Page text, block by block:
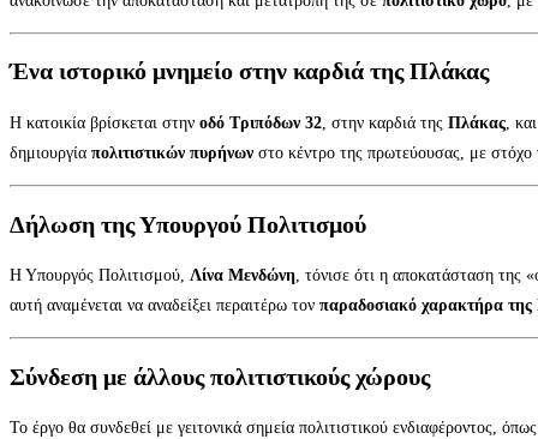
Ένα ιστορικό μνημείο στην καρδιά της Πλάκας
Η κατοικία βρίσκεται στην οδό Τριπόδων 32, στην καρδιά της Πλάκας,
δημιουργία πολιτιστικών πυρήνων στο κέντρο της πρωτεύουσας, με στόχο
Δήλωση της Υπουργού Πολιτισμού
Η Υπουργός Πολιτισμού, Λίνα Μενδώνη, τόνισε ότι η αποκατάσταση της
αυτή αναμένεται να αναδείξει περαιτέρω τον παραδοσιακό χαρακτήρα
Σύνδεση με άλλους πολιτιστικούς χώρους
Το έργο θα συνδεθεί με γειτονικά σημεία πολιτιστικού ενδιαφέροντος,